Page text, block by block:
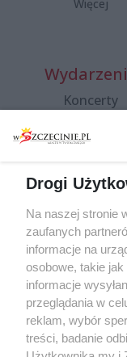
Więcej
Koncerty
Spacery i
targi
Wernisaże
Więcej
Drogi
Na naszej stronie
zaufanych
informacje na
osobowe, takie
informacje
przeglądania w
reklam, wybór
treści, badanie